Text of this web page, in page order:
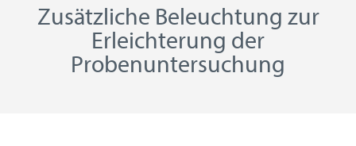
Zusätzliche Beleuchtung zur
Erleichterung der
Probenuntersuchung